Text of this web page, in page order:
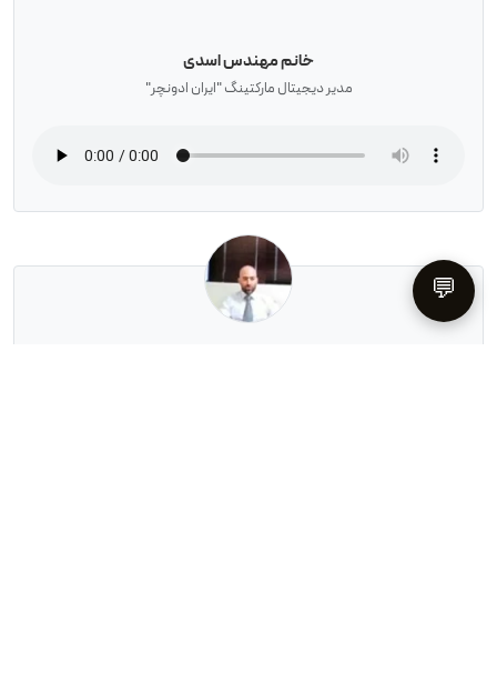
خانم مهندس اسدی
مدیر دیجیتال مارکتینگ "ایران ادونچر"
💬